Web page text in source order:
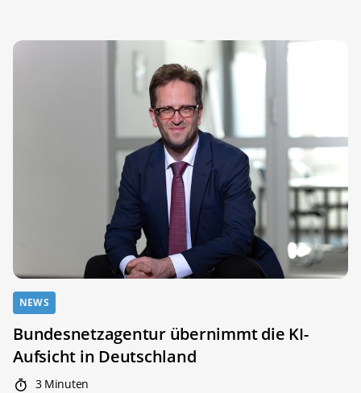
NEWS
Bundesnetzagentur übernimmt die KI-
Aufsicht in Deutschland
3 Minuten